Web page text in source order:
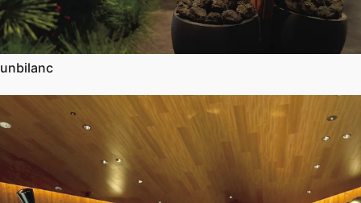
unbilanc